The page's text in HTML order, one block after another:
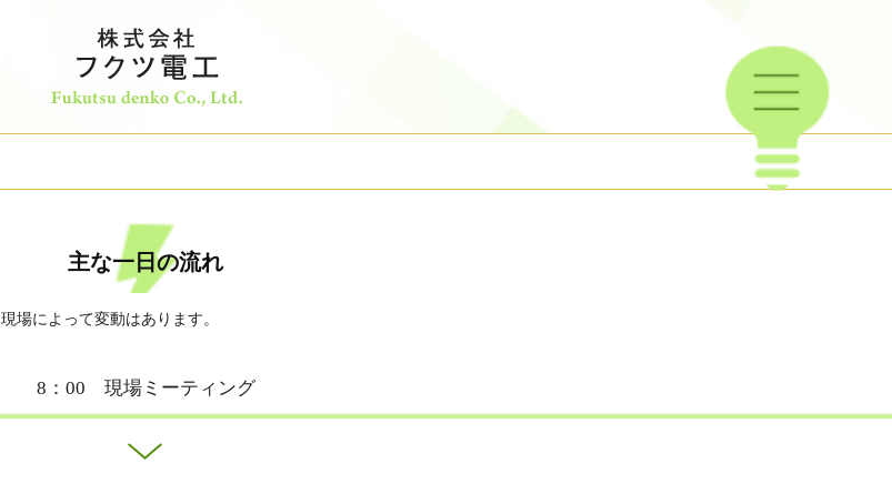
主な一日の流れ
場によって変動はあります。
8：00 現場ミーティング